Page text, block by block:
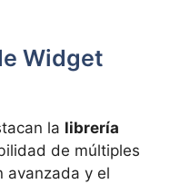
Widget
la librería
de múltiples
avanzada y el